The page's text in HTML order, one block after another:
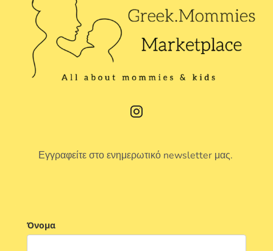
Εγγραφείτε στο ενημερωτικό newsletter μας.
Όνομα